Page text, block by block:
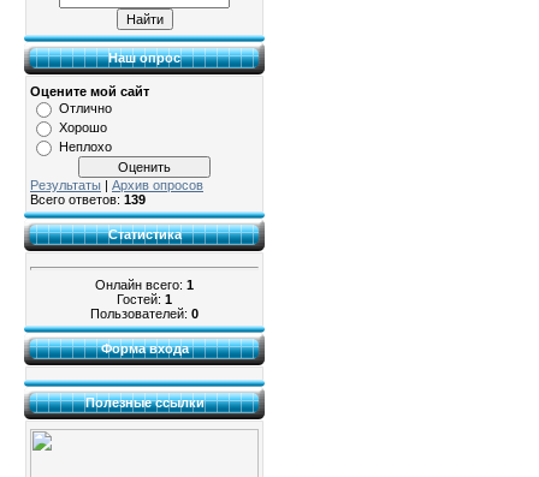
Наш опрос
Оцените мой сайт
Отлично
Хорошо
Неплохо
Результаты | Архив опросов
Всего ответов: 139
Статистика
Онлайн всего: 1
Гостей: 1
Пользователей: 0
Форма входа
Полезные ссылки